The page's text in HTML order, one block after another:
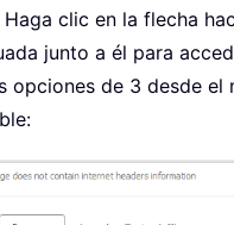
Haga clic en la flecha
junto a él para
opciones de 3 desde el